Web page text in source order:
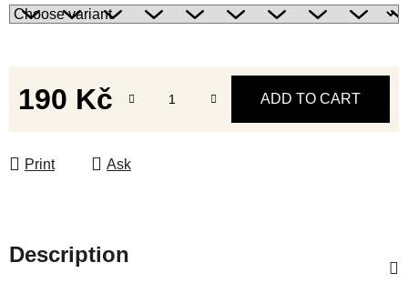
190 Kč ADD TO CART
Print Ask
Description